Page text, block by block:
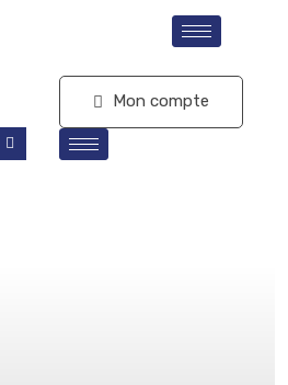
Mon compte